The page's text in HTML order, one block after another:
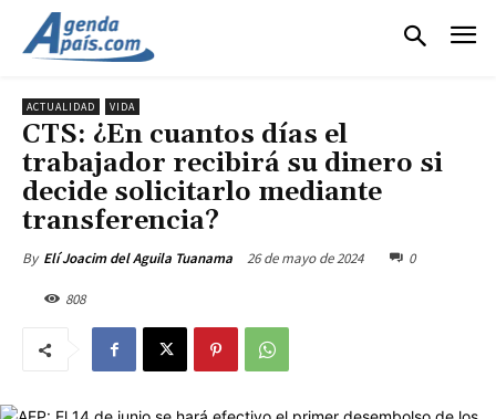
ACTUALIDAD VIDA
CTS: ¿En cuantos días el
trabajador recibirá su dinero si
decide solicitarlo mediante
transferencia?
By Elí Joacim del Aguila Tuanama 26 de mayo de 2024 0
808